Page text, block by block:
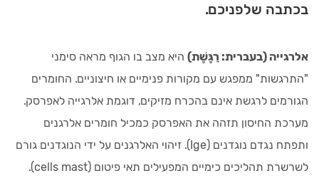
בכתבה שלפניכם.
אלרגייה (בעברית: רַגֶּשֶׁת) היא מצב בו הגוף מראה סימני
"התרגשות" ממפגש עם מקורות פנימיים או חיצוניים. החומרים
הגורמים לרגשת אינם בהכרח מזיקים, דוגמת אלרגייה לאפרסק.
מערכת החיסון תזהה את האפרסק כמכיל חומרים אלרגנים
ותפתח נגדם נוגדנים (Ige). זיהוי האלרגנים על ידי הנוגדנים גורם
לשרשרת תהליכים כימיים המפעילים תאי פיטום (cells mast).